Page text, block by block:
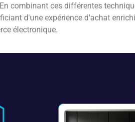
combinant ces différentes
d'une expérience d'achat
électronique.